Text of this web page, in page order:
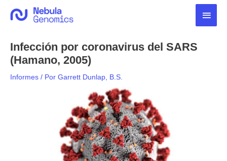
Infección por coronavirus del SARS
(Hamano, 2005)
Informes / Por Garrett Dunlap, B.S.